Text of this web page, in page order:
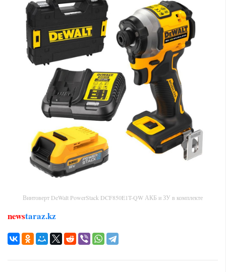
Винтоверт DeWalt PowerStack DCF850E1T-QW АКБ и ЗУ в комплекте
newstaraz.kz